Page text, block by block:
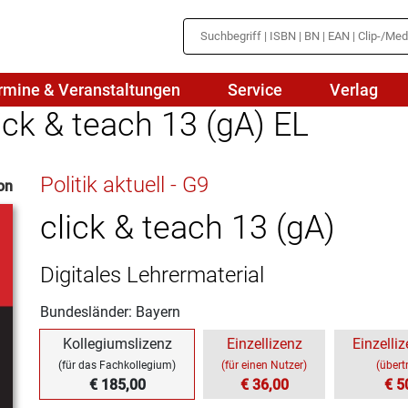
Medienbildung
Naturwissenschaften/NuT
Physik
Politik
Religion
Spanisch
& Veranstaltungen Service Verlag
& teach 13 (gA) EL
Politik aktuell - G9
click & teach 13 (gA)
Digitales Lehrermaterial
Bundesländer: Bayern
Kollegiumslizenz
(für das Fachkollegium)
€ 185,00
Einzellizenz
(für einen Nutzer)
€ 36,00 €